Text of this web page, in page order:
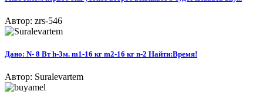
Автор: zrs-546
Дано: N- 8 Вт h-3м. m1-16 кг m2-16 кг n-2 Найти:Время!
Автор: Suralevartem